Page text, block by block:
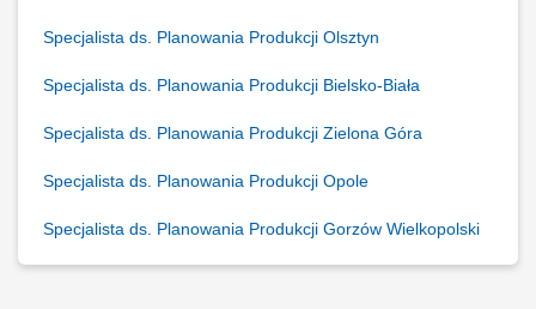
Specjalista ds. Planowania Produkcji Olsztyn
Specjalista ds. Planowania Produkcji Bielsko-Biała
Specjalista ds. Planowania Produkcji Zielona Góra
Specjalista ds. Planowania Produkcji Opole
Specjalista ds. Planowania Produkcji Gorzów Wielkopolski